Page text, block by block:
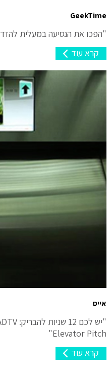
GeekTime
"הפכו את הנסיעה במעלית
קרא עוד
אייס
Elevator Pitch"
קרא עוד